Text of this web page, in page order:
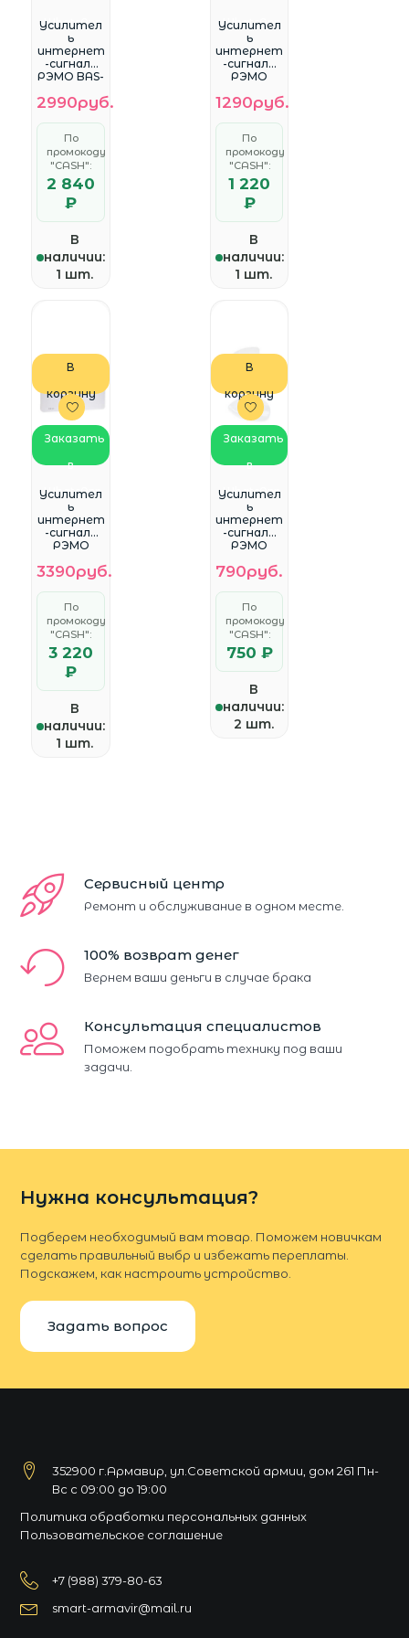
WhatsApp
Усилител
ь
интернет
-сигнала
РЭМО BAS-
2990руб.
По
промокоду
"CASH":
2 840
₽
В
наличии:
1 шт.
WhatsApp
Усилител
ь
интернет
-сигнала
РЭМО
0
1290руб.
По
промокоду
"CASH":
1 220
₽
В
наличии:
1 шт.
В
корзину
Заказать
в
WhatsApp
Усилител
ь
интернет
-сигнала
РЭМО
3390руб.
По
промокоду
"CASH":
3 220
₽
В
наличии:
1 шт.
В
корзину
Заказать
в
WhatsApp
Усилител
ь
интернет
-сигнала
РЭМО
MiNi 3G/4G
790руб.
По
промокоду
"CASH":
750 ₽
В
наличии:
2 шт.
Сервисный центр
Ремонт и обслуживание в одном месте.
100% возврат денег
Вернем ваши деньги в случае брака
Консультация специалистов
Поможем подобрать технику под ваши
задачи.
Нужна консультация?
Подберем необходимый вам товар. Поможем новичкам
сделать правильный выбр и избежать переплаты.
Подскажем, как настроить устройство.
Задать вопрос
352900 г.Армавир, ул.Советской армии, дом 261 Пн-
Вс с 09:00 до 19:00
Политика обработки персональных данных
Пользовательское соглашение
+7 (988) 379-80-63
smart-armavir@mail.ru